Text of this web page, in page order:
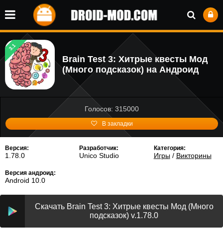
3.1
Brain Test 3: Xитрые квесты Мод
(Много подсказок) на Андроид
Голосов: 315000
В закладки
Версия:
1.78.0
Разработчик:
Unico Studio
Категория:
Игры/ Викторины
Версия андроид:
Android 10.0
Скачать Brain Test 3: Xитрые квесты Мод (Много
подсказок) v.1.78.0